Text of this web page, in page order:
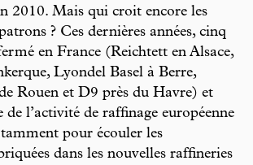
2010. Mais qui croit encore les
? Ces dernières années, cinq
en France (Reichtett en Alsace,
Lyondel Basel à Berre,
Rouen et D9 près du Havre) et
de l’activité de raffinage européenne
pour écouler les
dans les nouvelles raffineries